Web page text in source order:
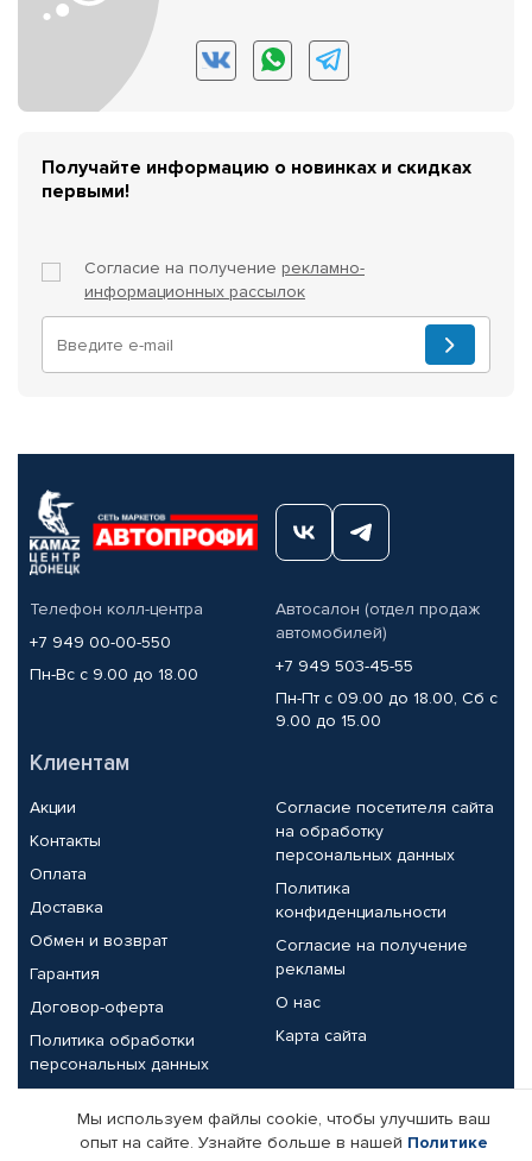
Получайте информацию о новинках и скидках
первыми!
Согласие на получение рекламно-
информационных рассылок
Телефон колл-центра
+7 949 00-00-550
Пн-Вс с 9.00 до 18.00
Автосалон (отдел продаж
автомобилей)
+7 949 503-45-55
Пн-Пт с 09.00 до 18.00, Сб с
9.00 до 15.00
Клиентам
Акции
Контакты
Оплата
Доставка
Обмен и возврат
Гарантия
Договор-оферта
Политика обработки
персональных данных
Согласие посетителя сайта
на обработку
персональных данных
Политика
конфиденциальности
Согласие на получение
рекламы
О нас
Карта сайта
Партнерам
Мы используем файлы cookie, чтобы улучшить ваш
опыт на сайте. Узнайте больше в нашей Политике